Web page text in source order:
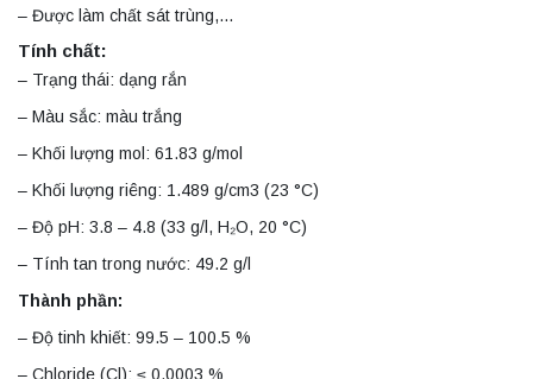
– Được làm chất sát trùng,…
Tính chất:
– Trạng thái: dạng rắn
– Màu sắc: màu trắng
– Khối lượng mol: 61.83 g/mol
– Khối lượng riêng: 1.489 g/cm3 (23 °C)
– Độ pH: 3.8 – 4.8 (33 g/l, H₂O, 20 °C)
– Tính tan trong nước: 49.2 g/l
Thành phần:
– Độ tinh khiết: 99.5 – 100.5 %
– Chloride (Cl): ≤ 0.0003 %